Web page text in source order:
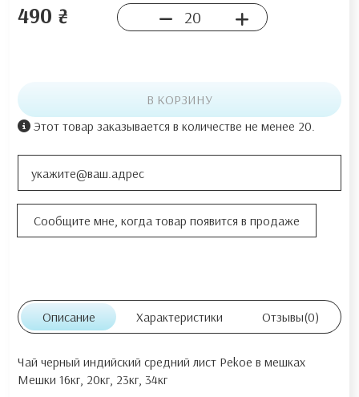
490 ₴
В КОРЗИНУ
Этот товар заказывается в количестве не менее 20.
Описание Характеристики Отзывы(0)
Чай черный индийский средний лист Pekoe в мешках
Мешки 16кг, 20кг, 23кг, 34кг